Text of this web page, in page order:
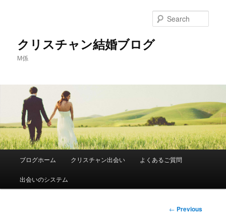
クリスチャン結婚ブログ
M係
Skip
to
ブログホーム クリスチャン出会い よくあるご質問
出会いのシステム
Post
← Previous